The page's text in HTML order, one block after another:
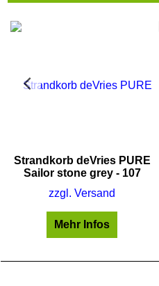
Strandkorb deVries PURE
Sailor stone grey - 107
zzgl. Versand
Mehr Infos